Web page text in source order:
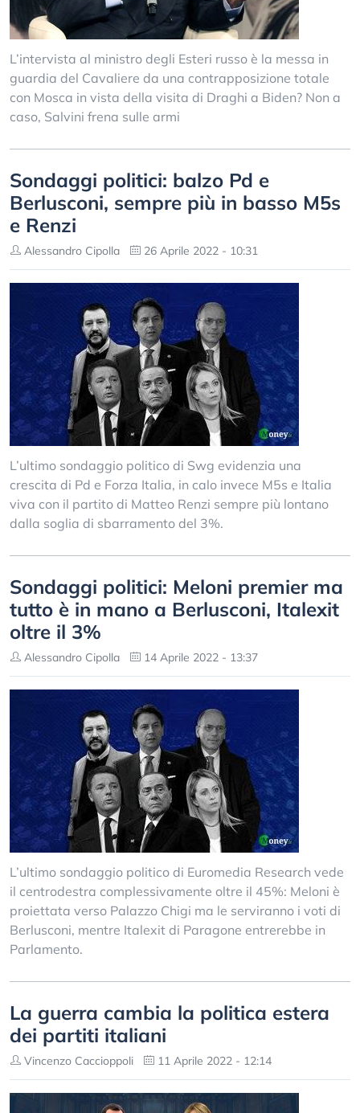
L’intervista al ministro degli Esteri russo è la messa in
guardia del Cavaliere da una contrapposizione totale
con Mosca in vista della visita di Draghi a Biden? Non a
caso, Salvini frena sulle armi
Sondaggi politici: balzo Pd e
Berlusconi, sempre più in basso M5s
e Renzi
Alessandro Cipolla 26 Aprile 2022 - 10:31
L’ultimo sondaggio politico di Swg evidenzia una
crescita di Pd e Forza Italia, in calo invece M5s e Italia
viva con il partito di Matteo Renzi sempre più lontano
dalla soglia di sbarramento del 3%.
Sondaggi politici: Meloni premier ma
tutto è in mano a Berlusconi, Italexit
oltre il 3%
Alessandro Cipolla 14 Aprile 2022 - 13:37
L’ultimo sondaggio politico di Euromedia Research vede
il centrodestra complessivamente oltre il 45%: Meloni è
proiettata verso Palazzo Chigi ma le serviranno i voti di
Berlusconi, mentre Italexit di Paragone entrerebbe in
Parlamento.
La guerra cambia la politica estera
dei partiti italiani
Vincenzo Caccioppoli 11 Aprile 2022 - 12:14